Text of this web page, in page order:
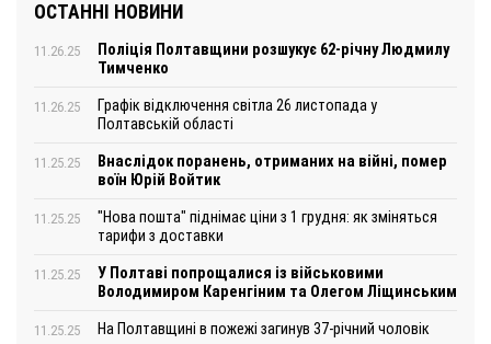
ОСТАННІ НОВИНИ
11.26.25
Поліція Полтавщини розшукує 62-річну Людмилу
Тимченко
11.26.25
Графік відключення світла 26 листопада у
Полтавській області
11.25.25
Внаслідок поранень, отриманих на війні, помер
воїн Юрій Войтик
11.25.25
"Нова пошта" піднімає ціни з 1 грудня: як зміняться
тарифи з доставки
11.25.25
У Полтаві попрощалися із військовими
Володимиром Каренгіним та Олегом Ліщинським
11.25.25 На Полтавщині в пожежі загинув 37-річний чоловік